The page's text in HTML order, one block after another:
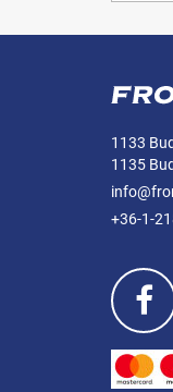
1133
1135
+36-1-